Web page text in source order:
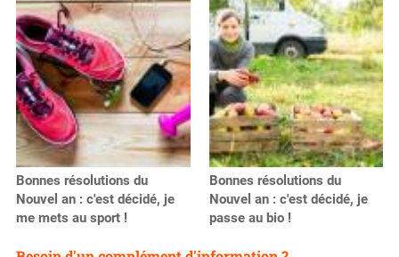
Bonnes résolutions du
Nouvel an : c'est décidé, je
me mets au sport !
Bonnes résolutions du
Nouvel an : c'est décidé, je
passe au bio !